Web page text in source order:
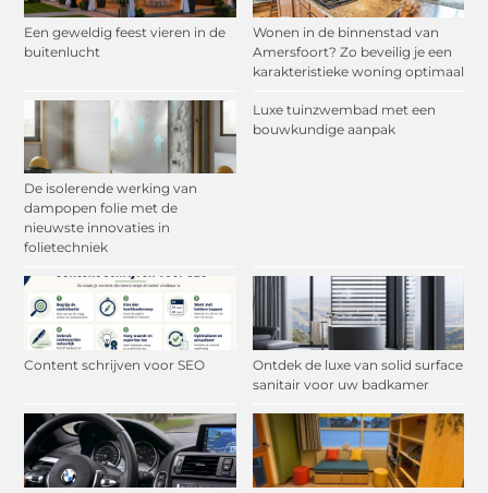
Een geweldig feest vieren in de
buitenlucht
Wonen in de binnenstad van
Amersfoort? Zo beveilig je een
karakteristieke woning optimaal
De isolerende werking van
dampopen folie met de
nieuwste innovaties in
folietechniek
Luxe tuinzwembad met een
bouwkundige aanpak
Content schrijven voor SEO
Ontdek de luxe van solid surface
sanitair voor uw badkamer